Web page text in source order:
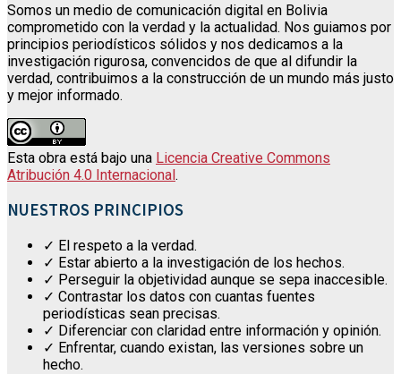
Somos un medio de comunicación digital en Bolivia
comprometido con la verdad y la actualidad. Nos guiamos por
principios periodísticos sólidos y nos dedicamos a la
investigación rigurosa, convencidos de que al difundir la
verdad, contribuimos a la construcción de un mundo más justo
y mejor informado.
Esta obra está bajo una Licencia Creative Commons
Atribución 4.0 Internacional.
NUESTROS PRINCIPIOS
✓ El respeto a la verdad.
✓ Estar abierto a la investigación de los hechos.
✓ Perseguir la objetividad aunque se sepa inaccesible.
✓ Contrastar los datos con cuantas fuentes
periodísticas sean precisas.
✓ Diferenciar con claridad entre información y opinión.
✓ Enfrentar, cuando existan, las versiones sobre un
hecho.